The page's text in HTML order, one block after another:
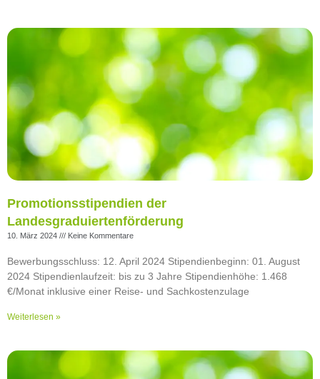
Promotionsstipendien der
Landesgraduiertenförderung
10. März 2024 Keine Kommentare
Bewerbungsschluss: 12. April 2024 Stipendienbeginn: 01. August
2024 Stipendienlaufzeit: bis zu 3 Jahre Stipendienhöhe: 1.468
€/Monat inklusive einer Reise- und Sachkostenzulage
Weiterlesen »